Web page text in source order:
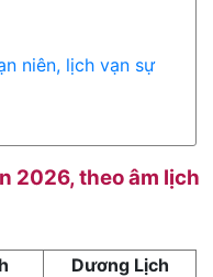
niên, lịch vạn sự
2026, theo âm lịch
Dương Lịch